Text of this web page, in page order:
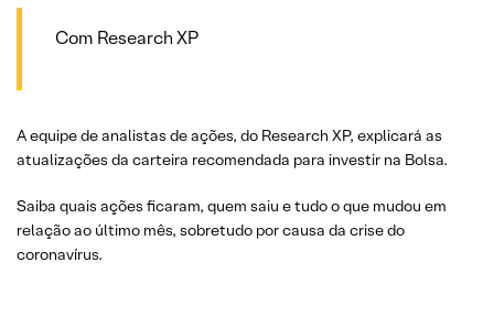
Com Research XP
A equipe de analistas de ações, do Research XP, explicará as
atualizações da carteira recomendada para investir na Bolsa.
Saiba quais ações ficaram, quem saiu e tudo o que mudou em
relação ao último mês, sobretudo por causa da crise do
coronavírus.